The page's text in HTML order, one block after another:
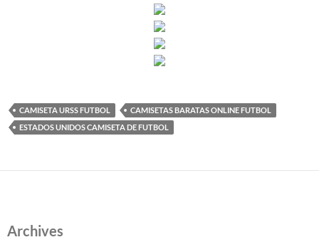
CAMISETA URSS FUTBOL
CAMISETAS BARATAS ONLINE FUTBOL
ESTADOS UNIDOS CAMISETA DE FUTBOL
Archives